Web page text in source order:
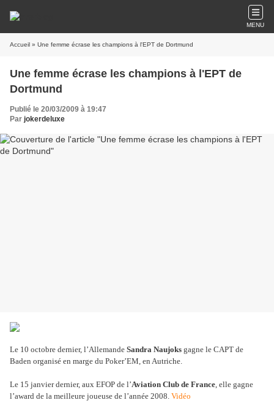
MENU
Accueil » Une femme écrase les champions à l'EPT de Dortmund
Une femme écrase les champions à l'EPT de
Dortmund
Publié le 20/03/2009 à 19:47
Par jokerdeluxe
Le 10 octobre dernier, l’Allemande Sandra Naujoks gagne le CAPT de
Baden organisé en marge du Poker’EM, en Autriche.
Le 15 janvier dernier, aux EFOP de l’Aviation Club de France, elle gagne
l’award de la meilleure joueuse de l’année 2008. Vidéo